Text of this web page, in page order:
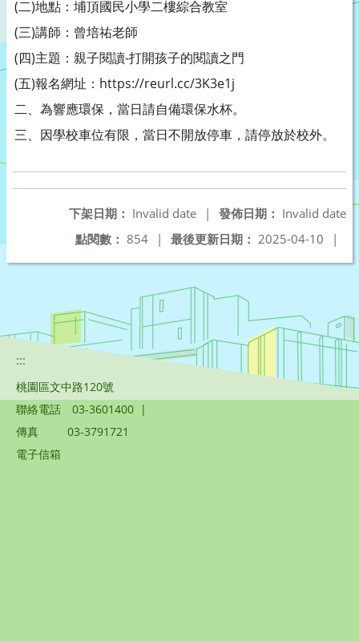
(二)地點：埔頂國民小學二樓綜合教室
(三)講師：曾培祐老師
(四)主題：親子閱讀-打開孩子的閱讀之門
(五)報名網址：https://reurl.cc/3K3e1j
二、為響應環保，當日請自備環保水杯。
三、因學校車位有限，當日不開放停車，請停放於校外。
發佈日期： Invalid date
下架日期： Invalid date
|
最後更新日期： 2025-04-10 |
點閱數： 854 |
:::
桃園區文中路120號
聯絡電話
03-3601400 |
傳真
03-3791721
電子信箱